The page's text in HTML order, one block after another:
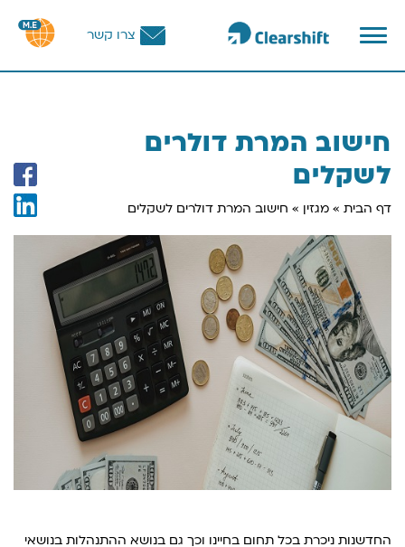
פתח
תפריט
צרו קשר
חישוב המרת דולרים
לשקלים
דף הבית » מגזין » חישוב המרת דולרים לשקלים
החדשנות ניכרת בכל תחום בחיינו וכך גם בנושא ההתנהלות בנושאי